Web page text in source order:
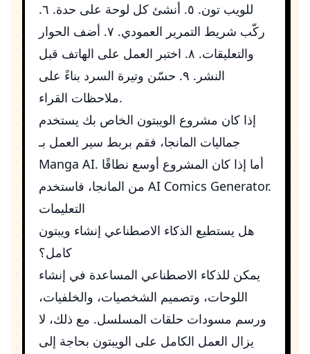
للويب تون. ٥. أنشئ كل لوحة على حدة. ٦.
ركّب شريط التمرير العمودي. ٧. أضف الحوار
والتعليقات. ٨. اختبر العمل على الهاتف قبل
النشر. ٩. حسّن وتيرة السرد بناءً على
ملاحظات القراء.
إذا كان مشروع الويبتون الخاص بك يستخدم
جماليات المانجا، فقم بربط سير العمل بـ
Manga AI. أما إذا كان المشروع أوسع نطاقًا
AI Comics Generator.
التعليمات
هل يستطيع الذكاء الاصطناعي إنشاء ويبتون
كامل؟
يمكن للذكاء الاصطناعي المساعدة في إنشاء
اللوحات، وتصميم الشخصيات، والخلفيات،
ورسم مسودات حلقات المسلسل. مع ذلك، لا
يزال العمل الكامل على الويبتون بحاجة إلى